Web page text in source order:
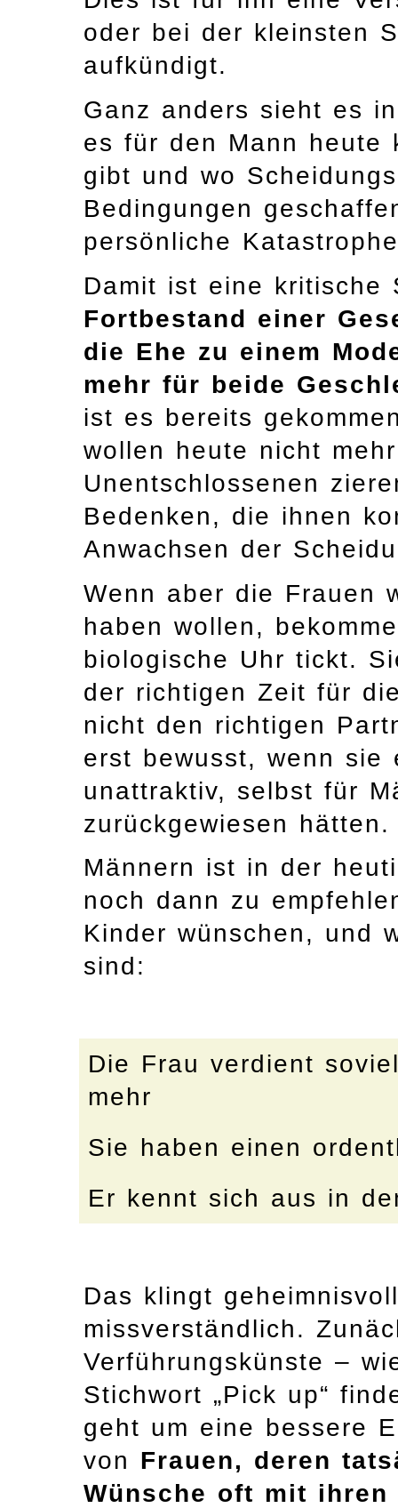
oder bei der kleinsten
aufkündigt.
Ganz anders sieht es
es für den Mann heute
gibt und wo
Bedingungen
persönliche
Damit ist eine
Fortbestand einer
die Ehe zu einem
mehr für beide
ist es bereits
wollen heute nicht
Unentschlossenen
Bedenken, die ihnen
Anwachsen der
Wenn aber die Frauen
haben wollen,
biologische Uhr tickt.
der richtigen Zeit für
nicht den richtigen
erst bewusst, wenn
unattraktiv, selbst für
zurückgewiesen hätten.
Männern ist in der
noch dann zu
Kinder wünschen, und
sind:
Die Frau verdient
mehr
Sie haben einen
Er kennt sich aus in
Das klingt
missverständlich.
Verführungskünste –
Stichwort „Pick up“
geht um eine bessere
von Frauen, deren
Wünsche oft mit